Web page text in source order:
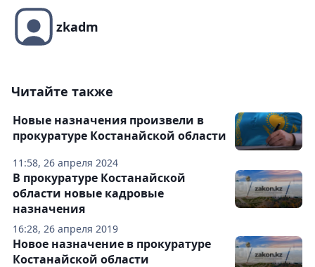
zkadm
Читайте также
11:58, 26 апреля 2024
Новые назначения произвели в
прокуратуре Костанайской области
16:28, 26 апреля 2019
В прокуратуре Костанайской
области новые кадровые
назначения
Новое назначение в прокуратуре
Костанайской области